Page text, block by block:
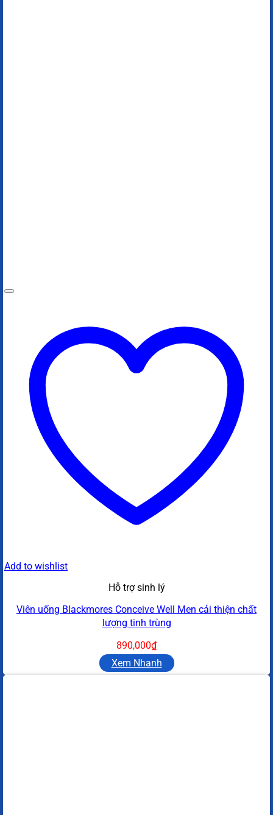
Add to wishlist
Hỗ trợ sinh lý
Viên uống Blackmores Conceive Well Men cải thiện chất
lượng tinh trùng
890,000₫
Xem Nhanh